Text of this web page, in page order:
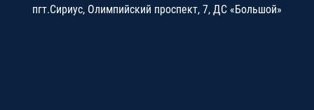
пгт.Сириус, Олимпийский проспект, 7, ДС «Большой»